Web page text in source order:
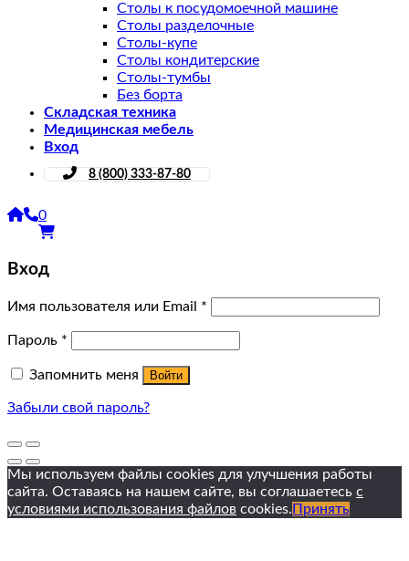
Столы к посудомоечной машине
Столы разделочные
Столы-купе
Столы кондитерские
Столы-тумбы
Без борта
Складская техника
Медицинская мебель
Вход
8 (800) 333-87-80
0
Вход
Имя пользователя или Email *
Пароль *
Запомнить меня Войти
Забыли свой пароль?
Мы используем файлы cookies для улучшения работы
сайта. Оставаясь на нашем сайте, вы соглашаетесь с
условиями использования файлов cookies.Принять